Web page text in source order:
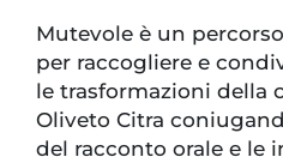
Mutevole è un
per raccogliere e
le trasformazioni della
Oliveto Citra
del racconto orale e le